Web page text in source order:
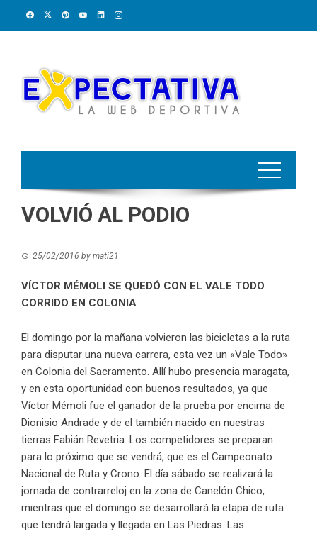
VOLVIÓ AL PODIO
25/02/2016 by mati21
VÍCTOR MÉMOLI SE QUEDÓ CON EL VALE TODO
CORRIDO EN COLONIA
El domingo por la mañana volvieron las bicicletas a la ruta
para disputar una nueva carrera, esta vez un «Vale Todo»
en Colonia del Sacramento. Allí hubo presencia maragata,
y en esta oportunidad con buenos resultados, ya que
Víctor Mémoli fue el ganador de la prueba por encima de
Dionisio Andrade y de el también nacido en nuestras
tierras Fabián Revetria. Los competidores se preparan
para lo próximo que se vendrá, que es el Campeonato
Nacional de Ruta y Crono. El día sábado se realizará la
jornada de contrarreloj en la zona de Canelón Chico,
mientras que el domingo se desarrollará la etapa de ruta
que tendrá largada y llegada en Las Piedras. Las